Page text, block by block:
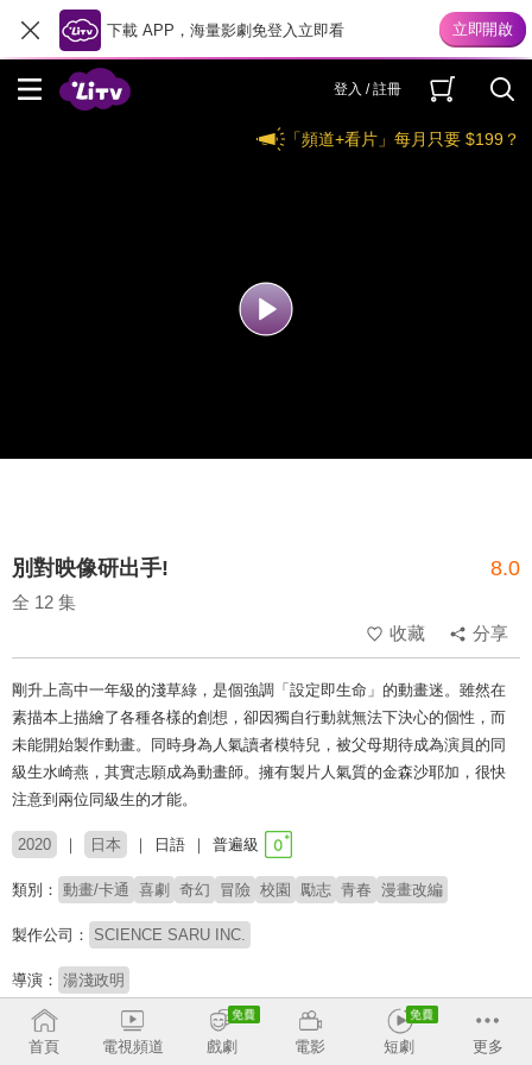
下載 APP，海量影劇免登入立即看
登入 / 註冊
「頻道+看片」每月只要 $199？
別對映像研出手! 8.0
全 12 集
收藏
分享
剛升上高中一年級的淺草綠，是個強調「設定即生命」的動畫迷。雖然在
素描本上描繪了各種各樣的創想，卻因獨自行動就無法下決心的個性，而
未能開始製作動畫。同時身為人氣讀者模特兒，被父母期待成為演員的同
級生水崎燕，其實志願成為動畫師。擁有製片人氣質的金森沙耶加，很快
注意到兩位同級生的才能。
2020 日本 日語 普遍級
類別： 動畫/卡通 喜劇 奇幻 冒險 校園 勵志 青春 漫畫改編
製作公司： SCIENCE SARU INC.
導演： 湯淺政明
配音： 伊藤沙莉 田村睦心 松岡美里 花守由美里 小松未可子 井上和彥
首頁 電視頻道 戲劇 電影 短劇 更多